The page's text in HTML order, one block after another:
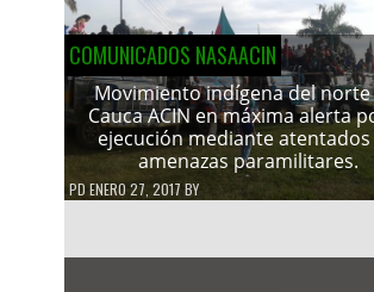
COMUNICADOS NASAACIN
Movimiento indígena del norte
Cauca ACIN en máxima alerta
ejecución mediante
amenazas paramilitares.
PD ENERO 27, 2017 BY